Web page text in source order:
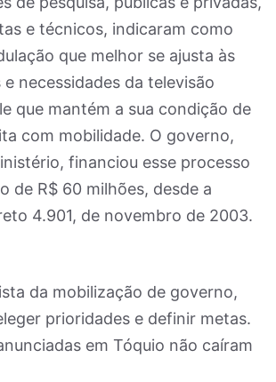
e técnicos, indicaram como
que melhor se ajusta às
necessidades da televisão
que mantém a sua condição de
com mobilidade. O governo,
financiou esse processo
de R$ 60 milhões, desde a
4.901, de novembro de 2003.
da mobilização de governo,
prioridades e definir metas.
em Tóquio não caíram